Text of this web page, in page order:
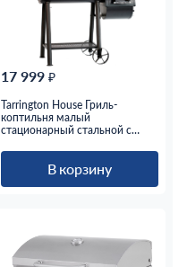
17 999 ₽
Tarrington House Гриль-
коптильня малый
стационарный стальной с
двумя камерами полкой на
колесах, 132 x 56 x 118см
В корзину